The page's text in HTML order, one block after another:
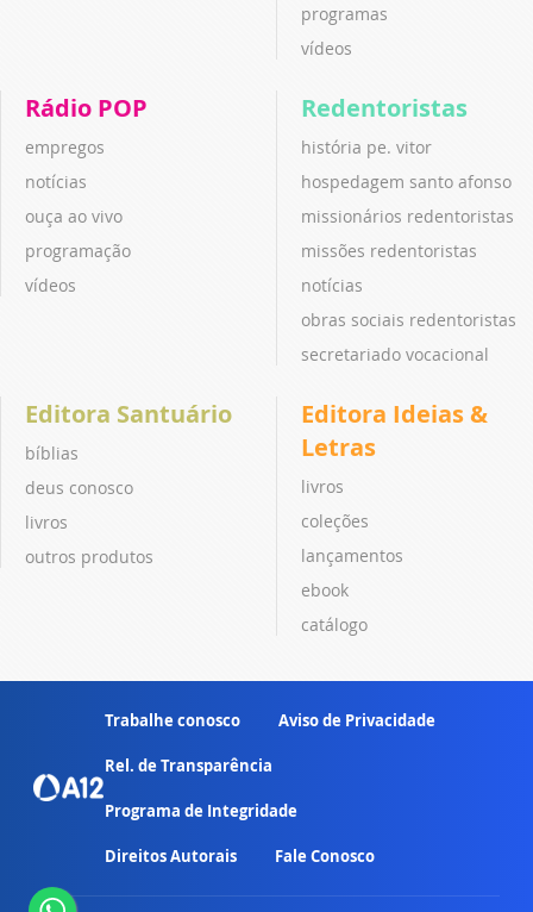
programas
vídeos
Rádio POP
empregos
notícias
ouça ao vivo
programação
vídeos
Redentoristas
história pe. vitor
hospedagem santo afonso
missionários redentoristas
missões redentoristas
notícias
obras sociais redentoristas
secretariado vocacional
Editora Santuário
bíblias
deus conosco
livros
outros produtos
Editora Ideias &
Letras
livros
coleções
lançamentos
ebook
catálogo
Trabalhe conosco Aviso de Privacidade
Rel. de Transparência
Programa de Integridade
Direitos Autorais Fale Conosco